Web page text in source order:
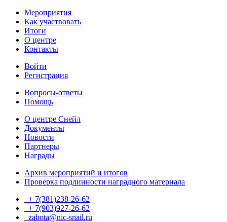
Мероприятия
Как участвовать
Итоги
О центре
Контакты
Войти
Регистрация
Вопросы-ответы
Помощь
О центре Снейл
Документы
Новости
Партнеры
Награды
Архив мероприятий и итогов
Проверка подлинности наградного материала
+ 7(381)238-26-62
+ 7(903)927-26-62
zabota@nic-snail.ru